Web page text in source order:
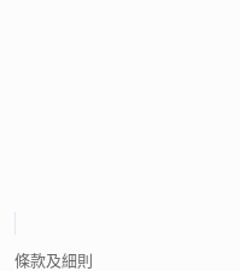
條款及細則